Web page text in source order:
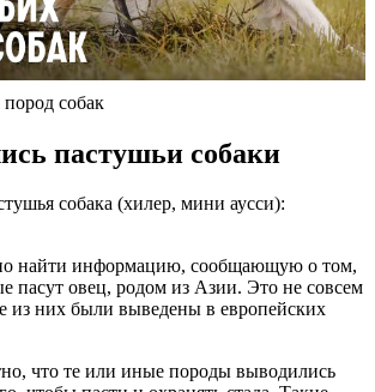
собак
пастушьи собаки
собака (хилер, мини аусси):
найти информацию, сообщающую о том,
пасут овец, родом из Азии. Это не совсем
из них были выведены в европейских
что те или иные породы выводились